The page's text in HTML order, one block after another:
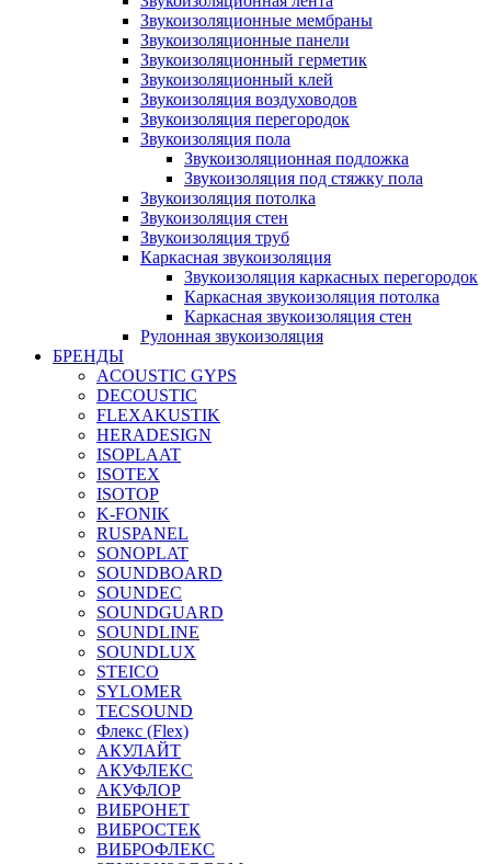
Звукоизоляционные мембраны
Звукоизоляционные панели
Звукоизоляционный герметик
Звукоизоляционный клей
Звукоизоляция воздуховодов
Звукоизоляция перегородок
Звукоизоляция пола
Звукоизоляционная подложка
Звукоизоляция под стяжку пола
Звукоизоляция потолка
Звукоизоляция стен
Звукоизоляция труб
Каркасная звукоизоляция
Звукоизоляция каркасных перегородок
Каркасная звукоизоляция потолка
Каркасная звукоизоляция стен
Рулонная звукоизоляция
БРЕНДЫ
ACOUSTIC GYPS
DECOUSTIC
FLEXAKUSTIK
HERADESIGN
ISOPLAAT
ISOTEX
ISOTOP
K-FONIK
RUSPANEL
SONOPLAT
SOUNDBOARD
SOUNDEC
SOUNDGUARD
SOUNDLINE
SOUNDLUX
STEICO
SYLOMER
TECSOUND
Флекс (Flex)
АКУЛАЙТ
АКУФЛЕКС
АКУФЛОР
ВИБРОНЕТ
ВИБРОСТЕК
ВИБРОФЛЕКС